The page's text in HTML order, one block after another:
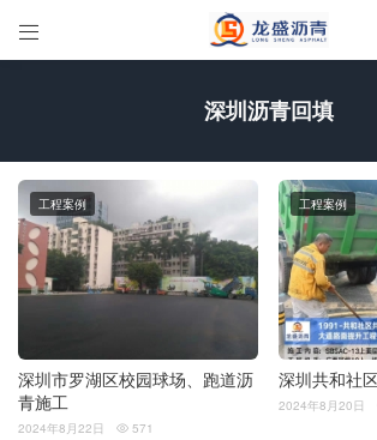

深圳沥青回填
深圳市罗湖区校园球场、跑道沥
青施工
工程案例
2024年8月22日  571
深圳共和社
工程案例
2024年8月20日